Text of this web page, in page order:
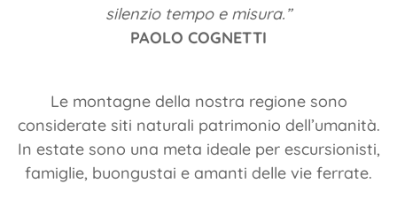
silenzio tempo e misura.”
PAOLO COGNETTI
Le montagne della nostra regione sono
considerate siti naturali patrimonio dell’umanità.
In estate sono una meta ideale per escursionisti,
famiglie, buongustai e amanti delle vie ferrate.